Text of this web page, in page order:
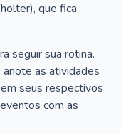
que fica
seguir sua rotina.
as atividades
seus respectivos
com as